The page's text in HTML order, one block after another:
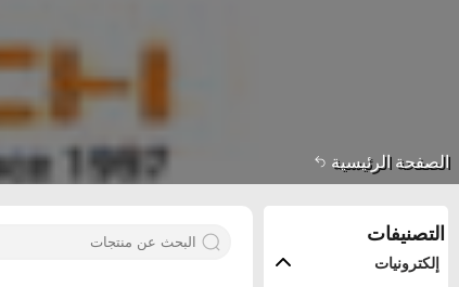
الصفحة الرئيسية
التصنيفات
إلكترونيات